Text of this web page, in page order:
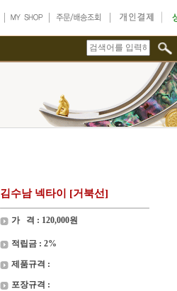
김수남 넥타이 [거북선]
가 격 : 120,000원
적립금 : 2%
제품규격 :
포장규격 :